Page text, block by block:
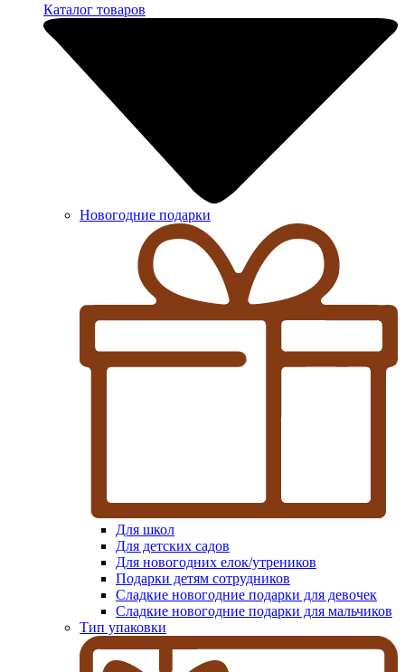
Каталог товаров
Новогодние подарки
Для школ
Для детских садов
Для новогодних елок/утреников
Подарки детям сотрудников
Сладкие новогодние подарки для девочек
Сладкие новогодние подарки для мальчиков
Тип упаковки